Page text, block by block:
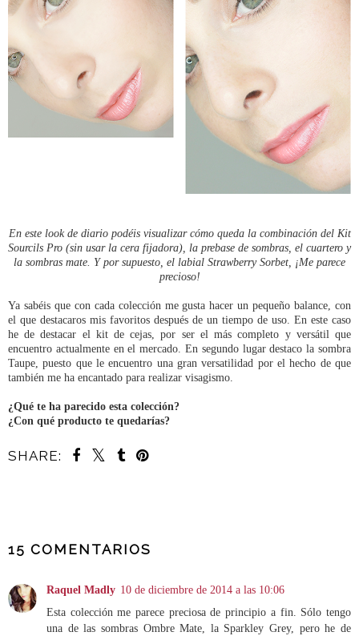
En este look de diario podéis visualizar cómo queda la combinación del Kit
Sourcils Pro (sin usar la cera fijadora), la prebase de sombras, el cuartero y
la sombras mate. Y por supuesto, el labial Strawberry Sorbet, ¡Me parece
precioso!
Ya sabéis que con cada colección me gusta hacer un pequeño balance, con
el que destacaros mis favoritos después de un tiempo de uso. En este caso
he de destacar el kit de cejas, por ser el más completo y versátil que
encuentro actualmente en el mercado. En segundo lugar destaco la sombra
Taupe, puesto que le encuentro una gran versatilidad por el hecho de que
también me ha encantado para realizar visagismo.
¿Qué te ha parecido esta colección?
¿Con qué producto te quedarías?
SHARE:
15 COMENTARIOS
Raquel Madly 10 de diciembre de 2014 a las 10:06
Esta colección me parece preciosa de principio a fin. Sólo tengo
una de las sombras Ombre Mate, la Sparkley Grey, pero he de